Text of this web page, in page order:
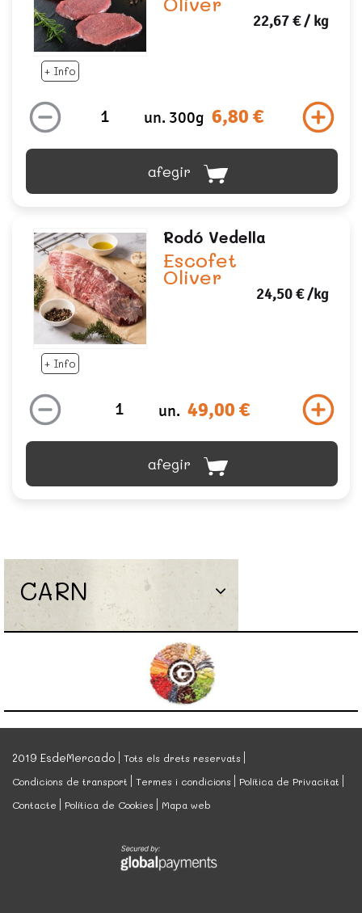
+ Info
22,67 €/ kg
un. 300g 6,80 €
afegir
+ Info
Rodó Vedella
Escofet
Oliver
24,50 €/kg
un. 49,00 €
afegir
CARN
2019 EsdeMercado
Tots els drets reservats
Condicions de transport
Termes i condicions
Política de Privacitat
Contacte
Política de Cookies Mapa web